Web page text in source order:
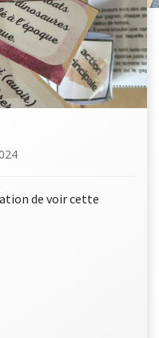
de voir cette